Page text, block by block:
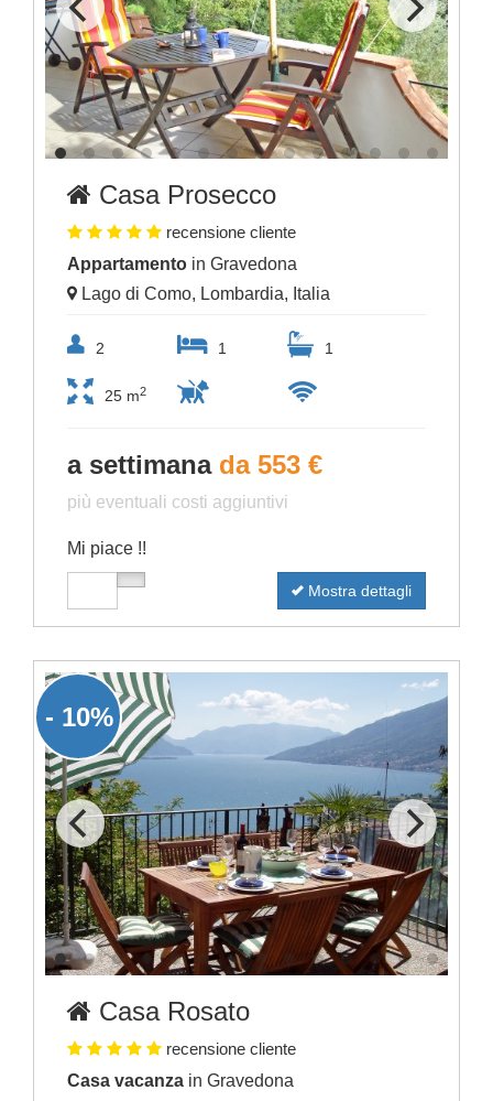
Casa Prosecco
recensione cliente
Appartamento in Gravedona
Lago di Como, Lombardia, Italia
2 1 1
25 m2
a settimana da 553 €
più eventuali costi aggiuntivi
Mi piace !!
Mostra dettagli
- 10%
Casa Rosato
recensione cliente
Casa vacanza in Gravedona